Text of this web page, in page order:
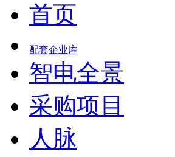
首页
配套企业库
智电全景
采购项目
人脉